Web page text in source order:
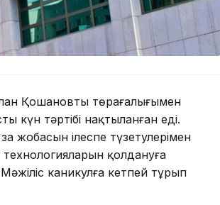
Қошановтың төрағалығымен
күн тәртібі нақтыланған еді.
жобасын ілеспе түзетулерімен
қолдануға
каникулға кетпей тұрып